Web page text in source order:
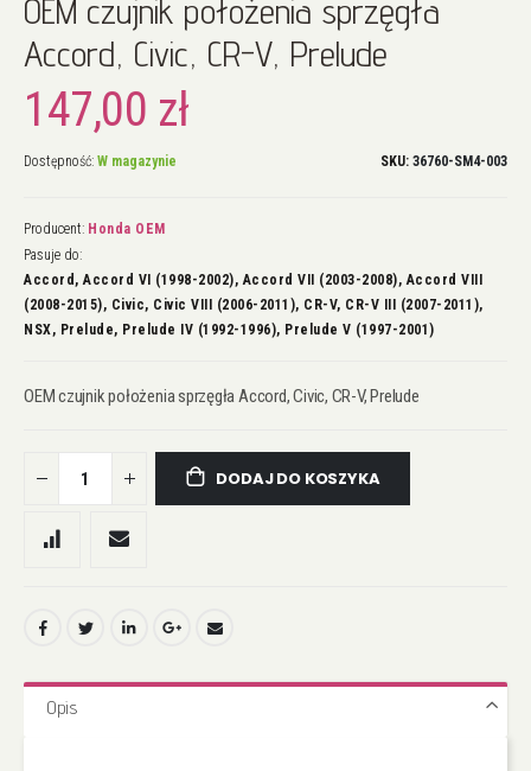
początek
galerii
OEM czujnik położenia sprzęgła
Accord, Civic, CR-V, Prelude
147,00 zł
Dostępność: W magazynie SKU 36760-SM4-003
Producent: Honda OEM
Pasuje do:
Accord, Accord VI (1998-2002), Accord VII (2003-2008), Accord VIII
(2008-2015), Civic, Civic VIII (2006-2011), CR-V, CR-V III (2007-2011),
NSX, Prelude, Prelude IV (1992-1996), Prelude V (1997-2001)
OEM czujnik położenia sprzęgła Accord, Civic, CR-V, Prelude
DODAJ DO KOSZYKA
Opis